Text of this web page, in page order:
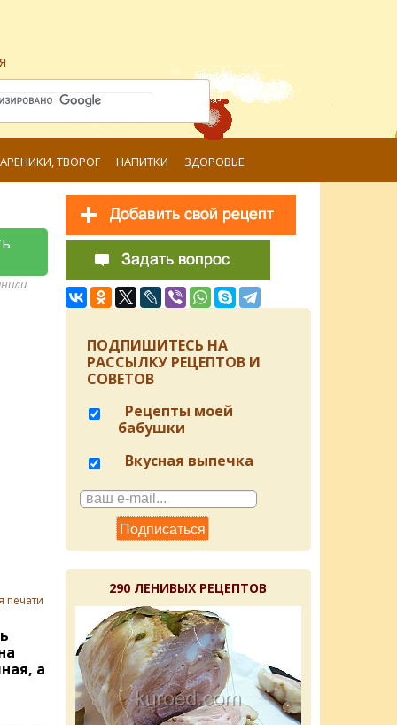
ТВОРОГ НАПИТКИ ЗДОРОВЬЕ
печати
а
ПОДПИШИТЕСЬ НА
РАССЫЛКУ РЕЦЕПТОВ И
СОВЕТОВ
Рецепты моей
бабушки
Вкусная выпечка
290 ЛЕНИВЫХ РЕЦЕПТОВ